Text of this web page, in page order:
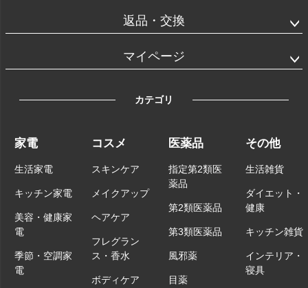
返品・交換
マイページ
カテゴリ
家電
生活家電
キッチン家電
美容・健康家
電
季節・空調家
電
コスメ
スキンケア
メイクアップ
ヘアケア
フレグラン
ス・香水
ボディケア
医薬品
指定第2類医
薬品
第2類医薬品
第3類医薬品
風邪薬
目薬
その他
生活雑貨
ダイエット・
健康
キッチン雑貨
インテリア・
寝具